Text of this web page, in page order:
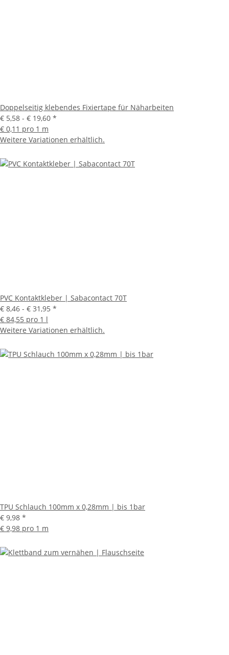
Doppelseitig klebendes Fixiertape für Näharbeiten
€ 5,58 - € 19,60 *
€ 0,11 pro 1 m
Weitere Variationen erhältlich.
PVC Kontaktkleber | Sabacontact 70T
€ 8,46 - € 31,95 *
€ 84,55 pro 1 l
Weitere Variationen erhältlich.
TPU Schlauch 100mm x 0,28mm | bis 1bar
€ 9,98 *
€ 9,98 pro 1 m